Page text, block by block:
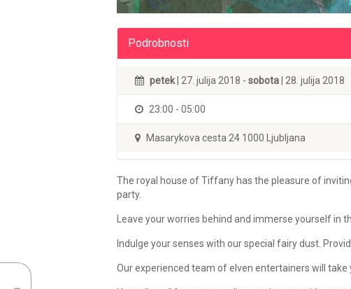
Podrobnosti
petek| 27. julija 2018 - sobota| 28. julija 2018
23:00 - 05:00
Masarykova cesta 24 1000 Ljubljana
The royal house of Tiffany has the pleasure of
party.
Leave your worries behind and immerse yourself in
Indulge your senses with our special fairy dust.
Our experienced team of elven entertainers will take